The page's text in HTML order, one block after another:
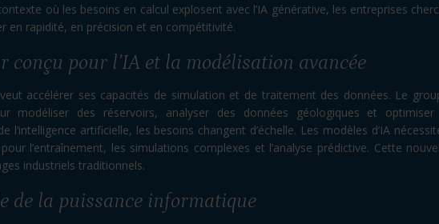
où les besoins en calcul explosent avec l’IA générative, les entreprises
en rapidité, en précision et en compétitivité.
conçu pour l’IA et la modélisation avancée
accélérer ses capacités de simulation et de traitement des données. Le
modéliser des réservoirs, analyser des données géologiques et
l’intelligence artificielle, les besoins changent d’échelle. Les modèles d’IA
l’entraînement, les simulations complexes et l’analyse prédictive. Cette
industriels traditionnels.
de la puissance informatique